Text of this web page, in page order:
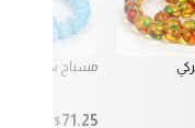
مسباح بكلايت
80.97
$